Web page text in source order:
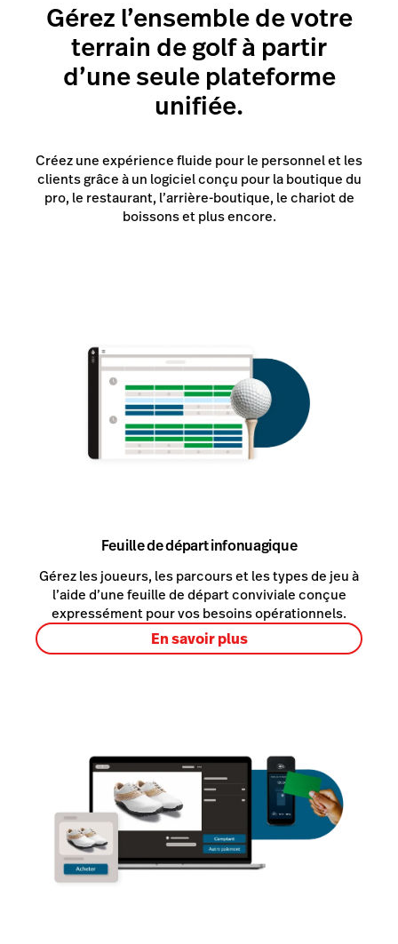
Gérez l’ensemble de votre
terrain de golf à partir
d’une seule plateforme
unifiée.
Créez une expérience fluide pour le personnel et les
clients grâce à un logiciel conçu pour la boutique du
pro, le restaurant, l’arrière-boutique, le chariot de
boissons et plus encore.
Feuille de départ infonuagique
Gérez les joueurs, les parcours et les types de jeu à
l’aide d’une feuille de départ conviviale conçue
expressément pour vos besoins opérationnels.
En savoir plus